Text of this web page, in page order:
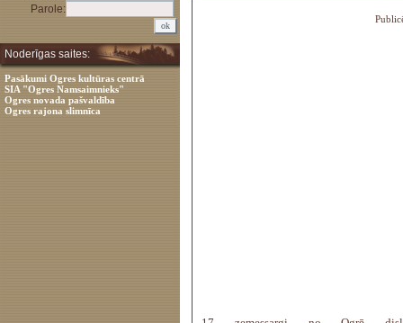
Parole:
Noderīgas saites:
Pasākumi Ogres kultūras centrā
SIA "Ogres Namsaimnieks"
Ogres novada pašvaldība
Ogres rajona slimnīca